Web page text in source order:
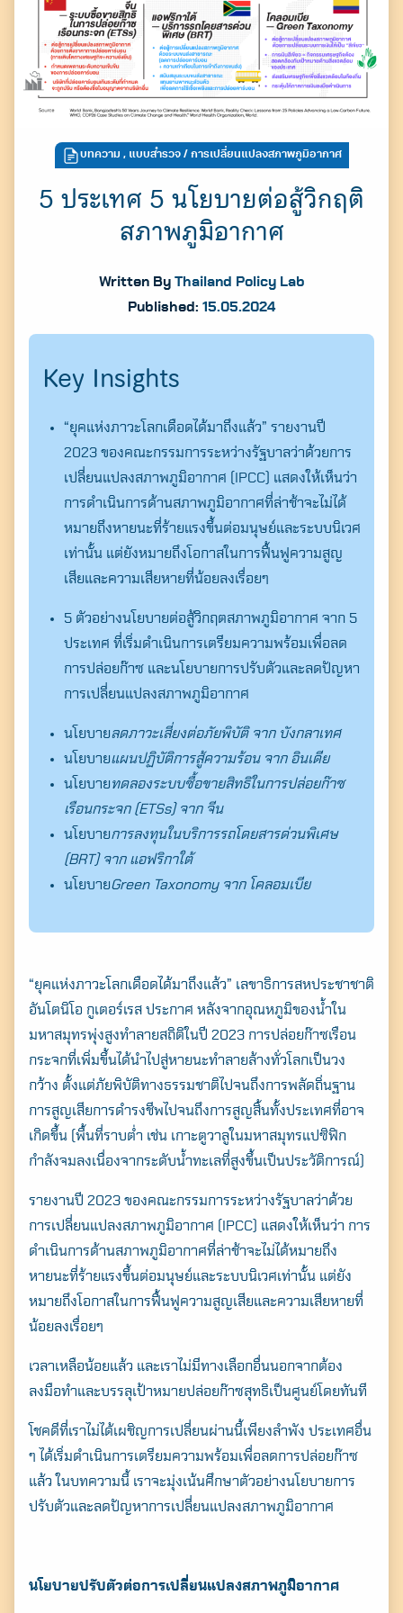
บทความ , แบบสำรวจ/ การเปลี่ยนแปลงสภาพภูมิอากาศ
5 ประเทศ 5 นโยบายต่อสู้วิกฤติ
สภาพภูมิอากาศ
Written By Thailand Policy Lab
Published: 15.05.2024
Key Insights
“ยุคแห่งภาวะโลกเดือดได้มาถึงแล้ว” รายงานปี
2023 ของคณะกรรมการระหว่างรัฐบาลว่าด้วยการ
เปลี่ยนแปลงสภาพภูมิอากาศ (IPCC) แสดงให้เห็นว่า
การดำเนินการด้านสภาพภูมิอากาศที่ล่าช้าจะไม่ได้
หมายถึงหายนะที่ร้ายแรงขึ้นต่อมนุษย์และระบบนิเวศ
เท่านั้น แต่ยังหมายถึงโอกาสในการฟื้นฟูความสูญ
เสียและความเสียหายที่น้อยลงเรื่อยๆ
5 ตัวอย่างนโยบายต่อสู้วิกฤตสภาพภูมิอากาศ จาก 5
ประเทศ ที่เริ่มดำเนินการเตรียมความพร้อมเพื่อลด
การปล่อยก๊าซ และนโยบายการปรับตัวและลดปัญหา
การเปลี่ยนแปลงสภาพภูมิอากาศ
นโยบายลดภาวะเสี่ยงต่อภัยพิบัติ จาก บังกลาเทศ
นโยบายแผนปฏิบัติการสู้ความร้อน จาก อินเดีย
นโยบายทดลองระบบซื้อขายสิทธิในการปล่อยก๊าซ
เรือนกระจก (ETSs) จาก จีน
นโยบายการลงทุนในบริการรถโดยสารด่วนพิเศษ
(BRT) จาก แอฟริกาใต้
นโยบายGreen Taxonomy จาก โคลอมเบีย
“ยุคแห่งภาวะโลกเดือดได้มาถึงแล้ว” เลขาธิการสหประชาชาติ
อันโตนิโอ กูเตอร์เรส ประกาศ หลังจากอุณหภูมิของน้ำใน
มหาสมุทรพุ่งสูงทำลายสถิติในปี 2023 การปล่อยก๊าซเรือน
กระจกที่เพิ่มขึ้นได้นำไปสู่หายนะทำลายล้างทั่วโลกเป็นวง
กว้าง ตั้งแต่ภัยพิบัติทางธรรมชาติไปจนถึงการพลัดถิ่นฐาน
การสูญเสียการดำรงชีพไปจนถึงการสูญสิ้นทั้งประเทศที่อาจ
เกิดขึ้น (พื้นที่ราบต่ำ เช่น เกาะตูวาลูในมหาสมุทรแปซิฟิก
กำลังจมลงเนื่องจากระดับน้ำทะเลที่สูงขึ้นเป็นประวัติการณ์)
รายงานปี 2023 ของคณะกรรมการระหว่างรัฐบาลว่าด้วย
การเปลี่ยนแปลงสภาพภูมิอากาศ (IPCC) แสดงให้เห็นว่า การ
ดำเนินการด้านสภาพภูมิอากาศที่ล่าช้าจะไม่ได้หมายถึง
หายนะที่ร้ายแรงขึ้นต่อมนุษย์และระบบนิเวศเท่านั้น แต่ยัง
หมายถึงโอกาสในการฟื้นฟูความสูญเสียและความเสียหายที่
น้อยลงเรื่อยๆ
เวลาเหลือน้อยแล้ว และเราไม่มีทางเลือกอื่นนอกจากต้อง
ลงมือทำและบรรลุเป้าหมายปล่อยก๊าซสุทธิเป็นศูนย์โดยทันที
โชคดีที่เราไม่ได้เผชิญการเปลี่ยนผ่านนี้เพียงลำพัง ประเทศอื่น
ๆ ได้เริ่มดำเนินการเตรียมความพร้อมเพื่อลดการปล่อยก๊าซ
แล้ว ในบทความนี้ เราจะมุ่งเน้นศึกษาตัวอย่างนโยบายการ
ปรับตัวและลดปัญหาการเปลี่ยนแปลงสภาพภูมิอากาศ
นโยบายปรับตัวต่อการเปลี่ยนแปลงสภาพภูมิอากาศ